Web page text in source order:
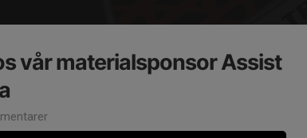
vår materialsponsor Assist